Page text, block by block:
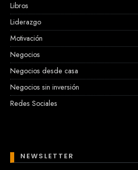
Libros
Liderazgo
Motivación
Negocios
Negocios desde casa
Negocios sin inversión
Redes Sociales
NEWSLETTER